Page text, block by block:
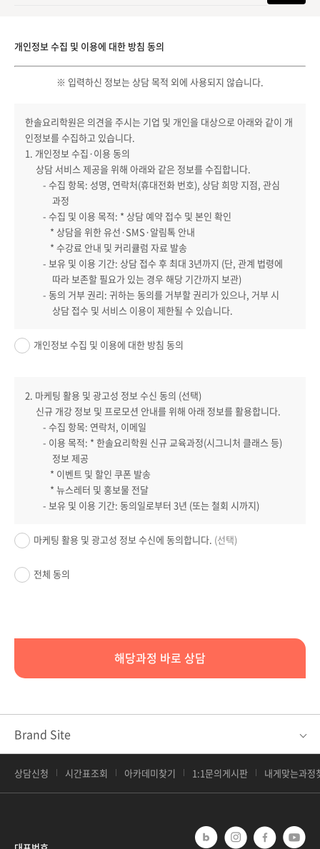
개인정보 수집 및 이용에 대한 방침 동의
※ 입력하신 정보는 상담 목적 외에 사용되지 않습니다.
한솔요리학원은 의견을 주시는 기업 및 개인을 대상으로 아래와 같이 개
인정보를 수집하고 있습니다.
1. 개인정보 수집·이용 동의
상담 서비스 제공을 위해 아래와 같은 정보를 수집합니다.
- 수집 항목: 성명, 연락처(휴대전화 번호), 상담 희망 지점, 관심
과정
- 수집 및 이용 목적: * 상담 예약 접수 및 본인 확인
* 상담을 위한 유선·SMS·알림톡 안내
* 수강료 안내 및 커리큘럼 자료 발송
- 보유 및 이용 기간: 상담 접수 후 최대 3년까지 (단, 관계 법령에
따라 보존할 필요가 있는 경우 해당 기간까지 보관)
- 동의 거부 권리: 귀하는 동의를 거부할 권리가 있으나, 거부 시
상담 접수 및 서비스 이용이 제한될 수 있습니다.
개인정보 수집 및 이용에 대한 방침 동의
2. 마케팅 활용 및 광고성 정보 수신 동의 (선택)
신규 개강 정보 및 프로모션 안내를 위해 아래 정보를 활용합니다.
- 수집 항목: 연락처, 이메일
- 이용 목적: * 한솔요리학원 신규 교육과정(시그니처 클래스 등)
정보 제공
* 이벤트 및 할인 쿠폰 발송
* 뉴스레터 및 홍보물 전달
- 보유 및 이용 기간: 동의일로부터 3년 (또는 철회 시까지)
마케팅 활용 및 광고성 정보 수신에 동의합니다. (선택)
전체 동의
해당과정 바로 상담
Brand Site
상담신청 시간표조회 아카데미찾기 1:1문의게시판 내게맞는과정